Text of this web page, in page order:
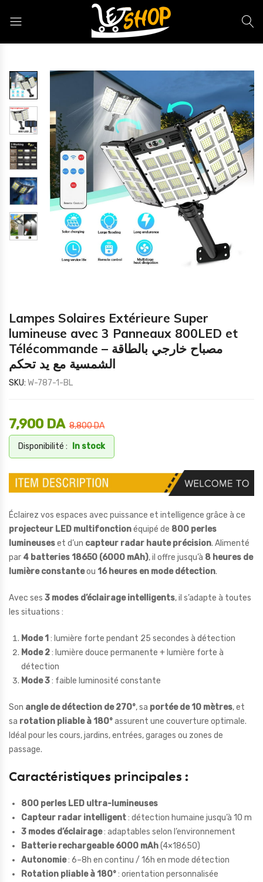
Lampes Solaires Extérieure Super
lumineuse avec 3 Panneaux 800LED et
Télécommande – مصباح خارجي بالطاقة
الشمسية مع يد تحكم
SKU: W-787-1-BL
8,800DA
7,900 DA
Disponibilité : In stock
Éclairez vos espaces avec puissance et intelligence grâce à ce
projecteur LED multifonctionéquipé de 800 perles
lumineuseset d’un capteur radar haute précision. Alimenté
par 4 batteries 18650 (6000 mAh), il offre jusqu’à 8 heures de
lumière constanteou 16 heures en mode détection.
Avec ses 3 modes d’éclairage intelligents, il s’adapte à toutes
les situations :
Mode 1 : lumière forte pendant 25 secondes à détection
Mode 2: lumière douce permanente + lumière forte à
détection
Mode 3: faible luminosité constante
Son angle de détection de 270°, sa portée de 10 mètres, et
sa rotation pliable à 180°assurent une couverture optimale.
Idéal pour les cours, jardins, entrées, garages ou zones de
passage.
Caractéristiques principales :
800 perles LED ultra-lumineuses
Capteur radar intelligent: détection humaine jusqu’à 10 m
3 modes d’éclairage: adaptables selon l’environnement
Batterie rechargeable 6000 mAh(4×18650)
Autonomie: 6–8h en continu / 16h en mode détection
Rotation pliable à 180°: orientation personnalisée